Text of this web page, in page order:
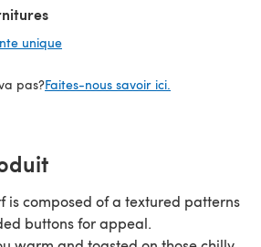
unique
pas?Faites-nous savoir ici.
is composed of a textured patterns
buttons for appeal.